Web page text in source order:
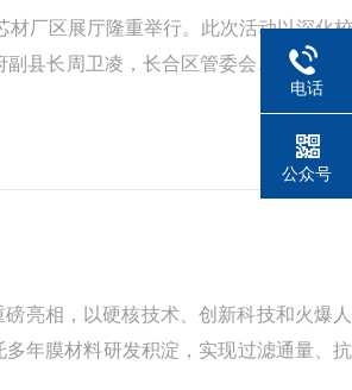
厂区展厅隆重举行。此次活动以深化
县长周卫凌，长合区管委会、党工委
（联合研发中心主任）等校方代表；奥
亮相，以硬核技术、创新科技和火爆
年膜材料研发积淀，实现过滤通量、
电话
公众号